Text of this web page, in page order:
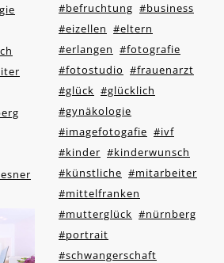
#befruchtung #business
#eizellen #eltern
#erlangen #fotografie
#fotostudio #frauenarzt
#glück #glücklich
#gynäkologie
#imagefotogafie #ivf
#kinder #kinderwunsch
#künstliche #mitarbeiter
#mittelfranken
#mutterglück #nürnberg
#portrait
#schwangerschaft